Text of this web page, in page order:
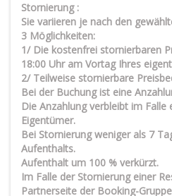
Stornierung :
Sie variieren je nach den
3 Möglichkeiten:
1/ Die kostenfrei stornierbaren
18:00 Uhr am Vortag Ihres
2/ Teilweise stornierbare
Bei der Buchung ist eine
Die Anzahlung verbleibt im
Eigentümer.
Bei Stornierung weniger als 7
Aufenthalts.
Aufenthalt um 100 % verkürzt.
Im Falle der Stornierung einer
Partnerseite der Booking-